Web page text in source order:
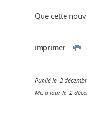
Que cette
Imprimer
Publié le 2
Mis à jour le 2